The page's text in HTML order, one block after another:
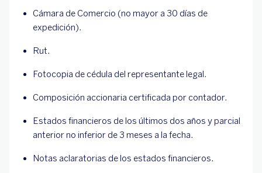
Cámara de Comercio (no mayor a 30 días de
expedición).
Rut.
Fotocopia de cédula del representante legal.
Composición accionaria certificada por contador.
Estados financieros de los últimos dos años y parcial
anterior no inferior de 3 meses a la fecha.
Notas aclaratorias de los estados financieros.